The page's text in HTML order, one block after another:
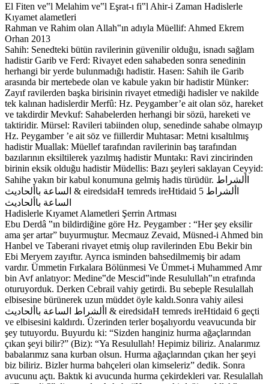
El Fiten ve‟l Melahim ve‟l Eşrat-ı fi‟l Ahir-i Zaman Hadislerle
Kıyamet alametleri
Rahman ve Rahim olan Allah‟ın adıyla Müellif: Ahmed Ekrem
Orhan 2013
Sahih: Senedteki bütün ravilerinin güvenilir olduğu, isnadı sağlam
hadistir Garib ve Ferd: Rivayet eden sahabeden sonra senedinin
herhangi bir yerde bulunmadığı hadistir. Hasen: Sahih ile Garib
arasında bir mertebede olan ve kabule yakın bir hadistir Münker:
Zayıf ravilerden başka birisinin rivayet etmediği hadisler ve nakilde
tek kalınan hadislerdir Merfû: Hz. Peygamber’e ait olan söz, hareket
ve takdirdir Mevkuf: Sahabelerden herhangi bir sözü, hareketi ve
taktiridir. Mürsel: Ravileri tabiinden olup, senedinde sahabe olmayıp
Hz. Peygamber ’e ait söz ve fiillerdir Muhtasar: Metni kısaltılmış
hadistir Muallak: Müellef tarafından ravilerinin baş tarafından
bazılarının eksiltilerek yazılmış hadistir Muntakı: Ravi zincirinden
birinin eksik olduğu hadistir Müdellis: Bazı şeyleri saklayan Ceyyid:
Sahihe yakın bir kabul konumuna gelmiş hadis türüdür. األشراط
الساعة باألحاديث & eiredsidaH temreds ireHtidaid 5 األشراط
الساعة باألحاديث
Hadislerle Kıyamet Alametleri Şerrin Artması
Ebu Derdâ ‟ın bildirdiğine göre Hz. Peygamber : “Her şey eksilir ama şer artar” buyurmuştur. Mecmauz Zevaid, Müsned-i Ahmed bin Hanbel ve Taberani rivayet etmiş olup ravilerinden Ebu Bekir bin Ebi Meryem zayıftır. Ayrıca isminden bahsedilmemiş bir adam vardır. Ümmetin Fırkalara Bölünmesi Ve Ümmet-i Muhammed Amr bin Avf anlatıyor: Medine‟de Mescid‟inde Resulullah‟ın etrafında oturuyorduk. Derken Cebrail vahiy getirdi. Bu sebeple Resulallah elbisesine bürünerek uzun müddet öyle kaldı.Sonra vahiy ailesi األشراط الساعة باألحاديث & eiredsidaH temreds ireHtidaid 6 geçti ve elbisesini kaldırdı. Üzerinden terler boşalıyordu veavucunda bir şey tutuyordu. Buyurdu ki: “Sizden hanginiz hurma ağaçlarından çıkan şeyi bilir?” (Biz): “Ya Resulullah! Hepimiz biliriz. Analarımız babalarımız sana kurban olsun. Hurma ağaçlarından çıkan her şeyi biz biliriz. Bizler hurma bahçeleri olan kimseleriz” dedik. Sonra avucunu açtı. Baktık ki avucunda hurma çekirdekleri var. Resulallah : “Bu nedir?” diye sordu. Ashabı “Hurma çekirdeği ey Allah‟ın Resulü” dediler. Resulullah “Hangi yıla ait çekirdektir?” diye sordu. “Kıtlık yılına ait çekirdektir” dediler. Allah‟ın Resulü şöyle buyurdu: “Doğru söylediniz. Cebrail gelerek sizin dininizi kontrol etti. Kuşkusuz sizle adım adım sizden öncekilerin yolunu takip edeceksiniz. Onlar ne kadar almışlarsa siz de o kadar alacaksınız;bir karışsa bir karış, bir arşınsa bir arşın, bir kulaçsa bir kulaç. Hatta onlar bir kertenkele deliğine girseler, siz de girersiniz. Unutmayın ki İsrailoğulları Hz. Musa‟dan sonra 70 fırkaya bölünmüştü. Bunlardan İslam ve Müslümanlar topluluğuna uyan 1 fırka hariç, hepsi sapkındır. Sonra Hristiyanlar Hz. İsa‟dan sonra 71 fırkaya bölünmüştü. Bunlardan da İslam ve İslam ve Müslümanlar topluluğuna uyan 1 fırka hariç hepsi sapkındır. Sonra sizler 72 fırkaya ayrılacaksınız. Bunlardan da İslam ve İslam ve Müslümanlar topluluğuna uyan 1 fırka hariç hepsi cehennemliktir.” Taberani, Mu‟cemu‟l Kebir,Mecmauz Zevaid,Tirmizi rivayet etti. Tirmizi Onu hasen olarak rivayet etti. Ama ravilerden Kesir bin Abdillah zayıftır. Diğer ravileri güvenilirdir. Enes bin Malik anlatıyor: األشراط الساعة باألحاديث & eiredsidaH temreds ireHtidaid 7 Bir gün Resulullah‟a bir adamın düşman karşısındaki başarıları ve gösterdiği gayretleri anlatıldı. Resulullah : “Ben onu tanımıyorum” dedi. Bunları anlatan kişi “Onun şöyle şöyle özellikleri var” dediyse de Resulullah : “Ben onu tanımıyorum” dedi. Biz böyle konuşup dururken o adam çıkageldi ve aynı kişi (anlatan kişi): “Bahsettiğim adam işte budur ya Resulallah” dedi. Fakat Resulullah yine “Ben bu kişiyi tanımıyorum. Bu ümmetimin arasında gördüğüm ilk yiğittir. Ancak üzerinde şeytan darbesi var” buyurdu. Adam yaklaştı ve selam verdi. Hz. Peygamber selamını aldıktan sonra: “Allah aşkına söyle, bizi ilk gördüğünde „Bu topluluk içinde benden daha üstünü yoktur‟ diye geçirdin mi, geçirmedin mi?” diye sordu. Adam da “Evet geçirdim” dedi. Sonra Mescid‟e giderek namaza durdu. Bu sırada Resulullah Ebû Bekir‟e “Git onu öldür” buyurdu. Ebû Bekir kendi kendine “Namazın bir kutsallığı ve hukuku vardır. Resulullah ile bir daha konuşsam” deyip geri döndü. Hz. Peygamber onu görünce: “Onu öldürdün mü?” diye sordu. Ebû Bekir “Hayır. Onu namaz kılarken gördüm ve namazın bir kutsallığı ve hukuku olduğunu düşündüm. Ama istersen onu öldürürüm” diye cevap verince Resulullah : “Sen onun işini bitirecek adam değilsin, Ömer, sen git, onu öldür” buyurdu. Ömer Mescid‟e girdiğinde adamı secdede buldu ve uzun süre (secdeden kalkmasını) bekledi. Sonra kendi kendine “ Secdenin bir hukuku vardır. Resulullah ile bir kere daha tekrar konuşsam. Nitekim benden daha hayırlı biri (Ebû Bekir) onunla tekrar konuşmuştu” dedi ve Hz. Peygamber‟in yanına geri döndü. Hz. Peygamber : “Onu öldürdün mü?” diye sordu. األشراط الساعة باألحاديث & eiredsidaH temreds ireHtidaid 8 Ömer “Hayır. Onu secde yaparken buldum ve secdenin bir hukuku olduğunu düşündüm. Ama onu öldürmek istersen, öldürürüm” deyince Resulullah “Onun işini bitirecek adam sen değilsin, Ali, eğer yakalayabilirsen onun işini ancak sen bitirirsin” buyurdu. Hz. Ali, Mescid‟e girdiğinde adamın çıkıp gitmiş olduğunu gördü ve doğruca Resulullah‟ın yanına döndü. Allah‟ın Resulü : “Onu öldürdün mü?” diye sordu. Ali “Hayır” deyince Resulullah “Şayet o adam öldürülmüş olsaydı, Deccâl çıkana kadar ümmetimden iki kişi bile ihtilafa düşmezdi” buyurdu. Sonra Resulullah ashabına geçmiş milletlerden bahsederek şöyle anlattı: “Hz. Musa „nın ümmeti 71 fırkaya ayrılmış olup bunlardan 70‟i cehennemlik, 1‟i cennetliktir. İsa‟nın ümmeti 72 fırkaya ayrılmış olup 71‟i cehennemlik, 1‟i cennetliktir.” Allah‟ın Resulü devamla şöyle buyurdu: Benim ümmetim ise bu iki fırkadan bir fazla fırkaya ayrılacak (73 fırkaya) ve onlardan 72‟si cehennemlik, 1‟i cennetlik olacaktır.” Ali: “Onlar kimdir ya Resulallah?” diye sorduğunda “(Doğru yolda olan) Cemaatler” buyurdu. Yâkub bin Zeyd derki: Ali bin Ebi Talib bu hadisi Resulallah ‟dan naklederken şu ayeti okumuştu: “Musa‟nın kavminden Hakka sarılarak doğru yolu gösteren ve Hak ile adaleti gerçekleştiren bir toplulukta vardı.”(Araf Suresi 159) Sonra İsa‟nın ümmetinden bahsederek şu ayeti okudu: “Eğer kitap ehli (hristiyan ve yahudiler) iman etseler ve Allah‟a karşı gelmekten sakınsalardı, muhakkak onların kötülüklerini örterdik ve onları Nâim cennetlerine koyardık. Eğer onlar Tevrat‟ı, İncil‟i ve Rableri tarafından kendilerine indirileni (Kur‟an‟ı) gereğince uygulasalardı elbetteüstlerinde veayaklarının altından (bol bol rızık) yiyeceklerdi. Onlardan orta yolu tutan bir zümre vardır. Ama onların yaptığının çoğu ne kötüdür.” (Mâide Suresi 65-66) األشراط الساعة باألحاديث & eiredsidaH temreds ireHtidaid 9 Bizim ümmetimizden bahsedince de şu ayeti okudu: “Yarattıklarımızdan, Hakka sarılarak doğru yolu gösteren ve Hak ile adaleti gerçekleştiren bir topluluk vardır.” (Araf Suresi 181) Ebu Ya‟la, Mecmauz Zevaid, ravilerden Ebi Ma‟şer Nuceyh zayıftır İbn Ömer „dan rivayet edilmiştir: dedi ki: Ömer, (Şam‟ın kasabalarından) Cabiye‟de bize hutbe vererek şöyle konuştu: “Ey İnsanlar! Resulullah ‟in bize irad buyurduğu hutbenin benzerini size vermek için kalkmış bulunuyorum. Size ashabımı sonra peşinden gelenleri ve sonra bunların peşinden gelenleritavsiye ederim. Daha sonra yalan yayılacaktır. Hatta kişiye (yalan yere) ettiği için yemin (hakkı) verdirilmeyecek ve şahide (yalan yere) şahitlik yaptığı için şahitlik yaptırılmayacaktır. Dikkat! Bir erkek (mahremi olan) bir kadınla baş başa kalmasın, aksi halde üçüncüleri mutlaka Şeytan‟dır. (Doğru yolda olan) Cemaatten ayrılmayın! Ayrılıktan önemle sakının! Çünkü Şeytan, yalnız kalanla beraberdir ve (birlikte olan) 2 kişiden (şeytan) daha uzaktır.Her kim, Cennetül Mu‟tena (İtina edilmiş Cennet) yerini istiyorsa, cemaatten ayrılmasın! Her kimi, iyilik sevindiriyor ve kötülük üzüyorsa işte o kimse Mü‟mindir.” Tirmizi rivayet etti, Hasen (güzel), Sahih ve garib bir hadistir.  Ebu Hureyre ‟ın bildirdiğine göre, Resulullah şöyle buyurdu: األشراط الساعة باألحاديث & eiredsidaH temreds ireHtidaid 10 “Yahudiler 71 veya 72 fırkaya ayrıldılar. Hristiyanlardan onlar gibi 71 veya 72 fırkaya ayrıldılar. Bu ümmet te 73 fırkaya ayrılacaktır.” Hasen‟dir. İbn Hibban ve Hakim rivayet etmişlerdir Rasulullah buyuruyor ki: “Şüphesiz iki ayakkabının birbirlerine denk ve aralarında bir fark olmaması gibi, israiloğullannın başlarına gelen felâketlerin aynısı benim ümmetimin elebaşına gelecektir. Öyle ki, yahudilerden birisi açıkça anasıyla zina ederse, ümmetimden de anasıyla zina edenler olacaktır. İsrailoğulları, aralarında 72 fırkaya ayrılmış, benim ümmetim ise 73 fırkaya ayrılacaktır. Bunlardan biri hariç, diğerlerinin tümü cehenneme girecektir. O tek fırkada, ancak ben ve sahabelerim gibi iman yolunda yürüyen imanlı kişiler olacaktır.” Cami‟us Sağir‟de Suyuti rivayet etmiştir. Avf bin Malik‟ten Resulullah ‟ın şöyle buyurduğu tahriç edilmiştir: “Ey Avf, ümmet yetmiş üç fırkaya bölündüğünde durumunuz nasıl olacak? Onların biri cennetlik, geri kalanı ise cehennemliktir.” Sonra Ahir Zamanın fitnelerinden bazılarını zikretti. Sonra da şöyle buyurdu: “Sonra çok karanlık ve dehşetli bir fitne gelecek ve onu diğer fitneler izleyecek. Sonunda benim Ehli Beyt‟imden Mehdi denilen biri çıkacak. Eğer onu görürsen, ona tâbi ol ki, hidayete erenlerden olasın.” Taberanî rivayet etti. Kenz‟il-Ummal‟da da geçer. األشراط الساعة باألحاديث & eiredsidaH temreds ireHtidaid 11 Enes bin Malik anlatıyor: …Sonra Resulullah ashabına şöyle anlattı: “Hz. Musa „nın ümmeti 71 fırkaya ayrılmış olup bunlardan 70‟i cehennemlik, 1‟i cennetliktir. İsa‟nın ümmeti 72 fırkaya ayrılmış olup 71‟i cehennemlik, 1‟i cennetliktir.” Allah‟ın Resulü devamla şöyle buyurdu: “Benim ümmetim ise bu iki fırkadan bir fazla fırkaya ayrılacak (73 fırkaya) ve onlardan 72‟si cehennemlik, 1‟i cennetlik olacaktır.” Ali: “Onlar kimdir ya Resulallah?” diye sorduğunda “(Doğru yolda olan) Cemaatler” buyurdu. Ebu Ya‟la, Mecmauz Zevaid, ravilerden Ebi Ma‟şer Nuceyh zayıftır Sa‟d bin Ebi Vakkas ‟ın bildirdiğine göre Resulallah şöyle buyurmuştur: “İsrailoğulları 71 fırkaya bölündü. Fazla gün ve gece geçmeden benim ümmetimde aynı sayıda fırkaya (71 fırkaya) bölünür.” Münkerdir. Bezzar ve Mecmauz Zevaid‟de geçer. Ravilerden Mûsa bin Ubeyde er-Rabezî zayıftır. Ebu Umame anlatıyor: Ben, Resulullah şöyle buyururken işittim: “İsrailoğulları 71 fırkaya bölündü. Hristiyanlar 72 fırkaya bölündü. Benim ümmetim ise onlardan bir fırka fazlasına (73 fırkaya) bölünecektir.Bunlardan Sevad-ı Azam (ana gövdeyi) temsil eden fırka hariç, hepsi cehennemliktir.” Taberani el Mu‟cemu‟l Evsat,Taberani Mu‟cemu‟l Kebir,İbn Ebi Asım األشراط الساعة باألحاديث & eiredsidaH temreds ireHtidaid 12 Ebu Hureyre ‟ın bildirdiğine göre, Resulullah şöyle buyurdu: “Yahudiler 71 veya 72 fırkaya ayrıldılar. Hristiyanlardan onlar gibi 71 veya 72 fırkaya ayrıldılar. Bu ümmet te 73 fırkaya ayrılacaktır.” Hasen‟dir. İbn Hibban ve Hakim rivayet etmişlerdir Amr bin Avf anlatıyor: Medine‟de Mescid‟inde Resulullah‟ın etrafında oturu